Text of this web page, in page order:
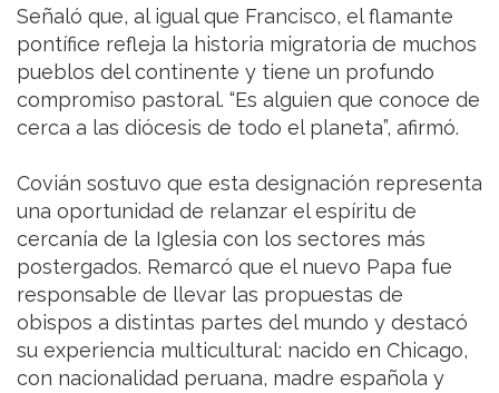
Señaló que, al igual que Francisco, el flamante
pontífice refleja la historia migratoria de muchos
pueblos del continente y tiene un profundo
compromiso pastoral. “Es alguien que conoce de
cerca a las diócesis de todo el planeta”, afirmó.
Covián sostuvo que esta designación representa
una oportunidad de relanzar el espíritu de
cercanía de la Iglesia con los sectores más
postergados. Remarcó que el nuevo Papa fue
responsable de llevar las propuestas de
obispos a distintas partes del mundo y destacó
su experiencia multicultural: nacido en Chicago,
con nacionalidad peruana, madre española y